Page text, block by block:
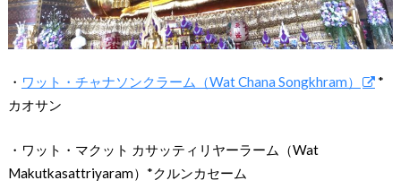
・ ワット・チャナソンクラーム（Wat Chana Songkhram）
*
カオサン
・ワット・マクット カサッティリヤーラーム（Wat
Makutkasattriyaram）*クルンカセーム